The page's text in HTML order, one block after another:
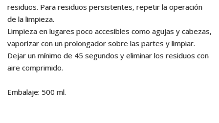
residuos. Para residuos persistentes, repetir la operación
de la limpieza.
Limpieza en lugares poco accesibles como agujas y cabezas,
vaporizar con un prolongador sobre las partes y limpiar.
Dejar un mínimo de 45 segundos y eliminar los residuos con
aire comprimido.
Embalaje: 500 ml.